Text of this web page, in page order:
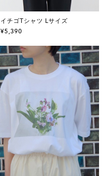
イチゴTシャツ Lサイズ
¥5,390